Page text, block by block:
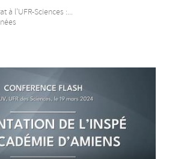
à l’UFR-Sciences :...